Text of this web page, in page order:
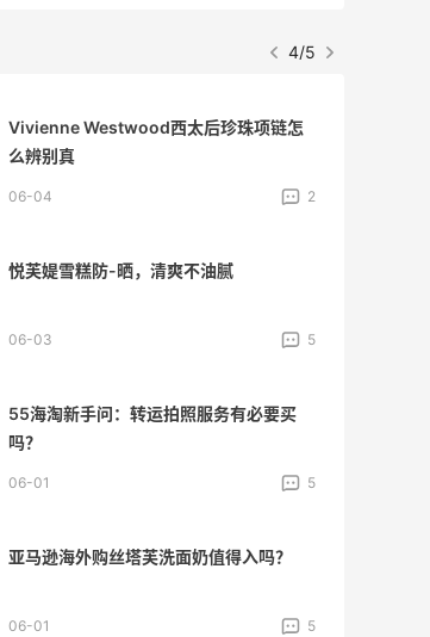
4/5
Vivienne Westwood西太后珍珠项链怎
么辨别真
06-04 2
悦芙媞雪糕防-晒，清爽不油腻
06-03 5
55海淘新手问：转运拍照服务有必要买
吗？
06-01 5
亚马逊海外购丝塔芙洗面奶值得入吗？
06-01 5